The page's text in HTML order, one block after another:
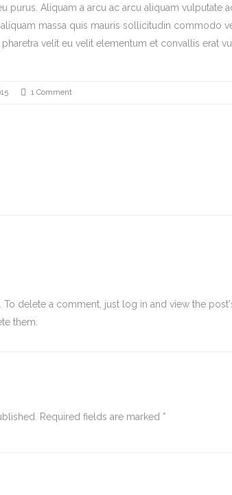
purus. Aliquam a arcu ac arcu aliquam vulputate
massa quis mauris sollicitudin commodo
velit eu velit elementum et convallis erat
1 Comment
To delete a comment, just log in and view the
them.
Required fields are marked *